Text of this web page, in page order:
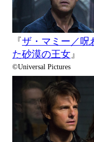
『ザ・マミー／呪
た砂漠の王女 』
©Universal Pictures